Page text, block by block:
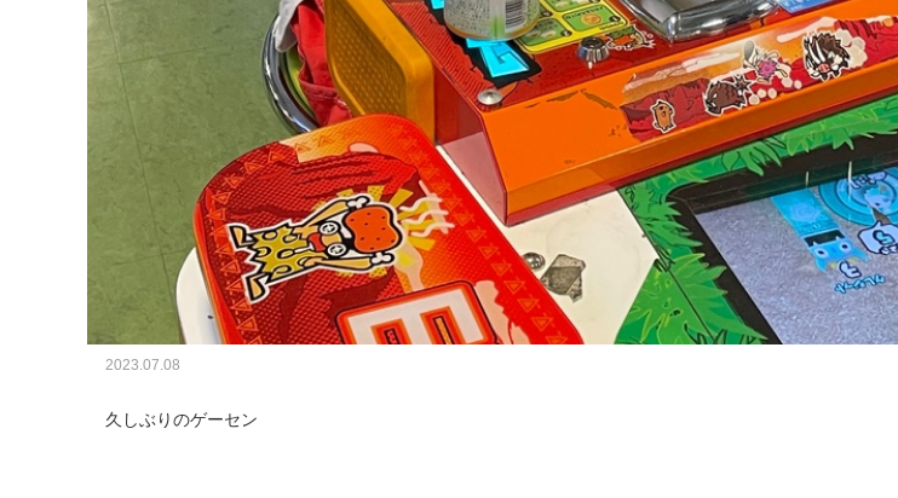
2023.07.08
久しぶりのゲーセン